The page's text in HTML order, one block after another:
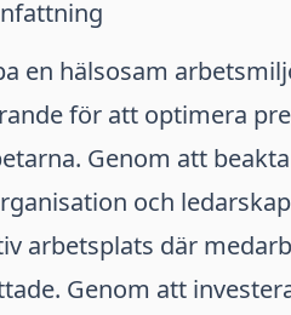
en hälsosam
för att optimera
Genom att
och
arbetsplats där
Genom att